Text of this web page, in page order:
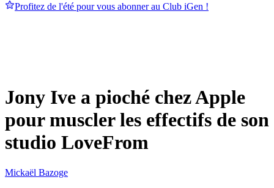
Profitez de l'été pour vous abonner au Club iGen !
Jony Ive a pioché chez Apple
pour muscler les effectifs de son
studio LoveFrom
Mickaël Bazoge